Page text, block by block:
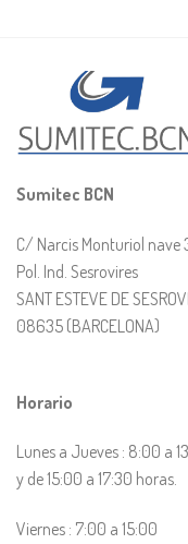
Sumitec BCN
C/ Narcis Monturiol nave
Pol. Ind. Sesrovires
SANT ESTEVE DE
08635 (BARCELONA)
Horario
Lunes a Jueves : 8:00 a
y de 15:00 a 17:30 horas.
Viernes : 7:00 a 15:00